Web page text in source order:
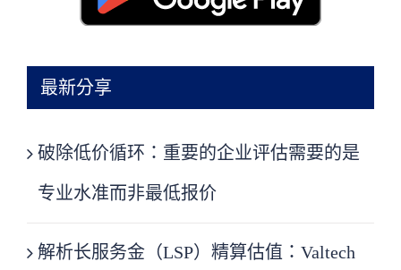
最新分享
破除低价循环：重要的企业评估需要的是
专业水准而非最低报价
解析长服务金（LSP）精算估值：Valtech